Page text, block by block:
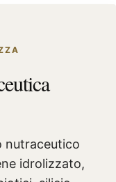
nutraceutico
idrolizzato,